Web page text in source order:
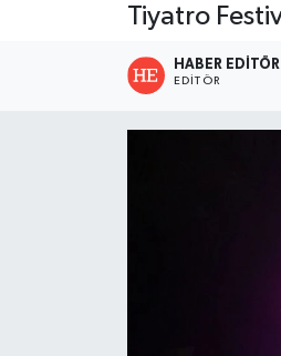
Tiyatro
HABER EDITÖR
EDITÖR